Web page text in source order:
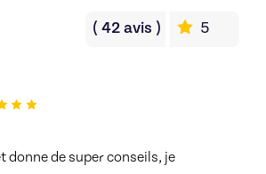
( 42avis ) 5
donne de super conseils, je